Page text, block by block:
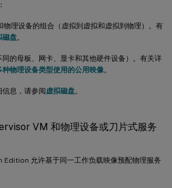
理设备的组合（虚拟到虚拟和虚拟到物理）。有
磁盘。
的母板、网卡、显卡和其他硬件设备）。有关详
种物理设备类型使用的公用映像。
息，请参阅 虚拟磁盘。
VM 和物理设备或刀片式服务
允许基于同一工作负载映像预配物理服务